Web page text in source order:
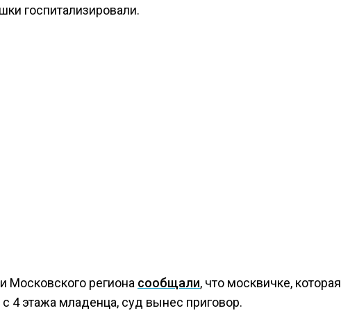
госпитализировали.
Московского региона сообщали, что москвичке, которая
4 этажа младенца, суд вынес приговор.